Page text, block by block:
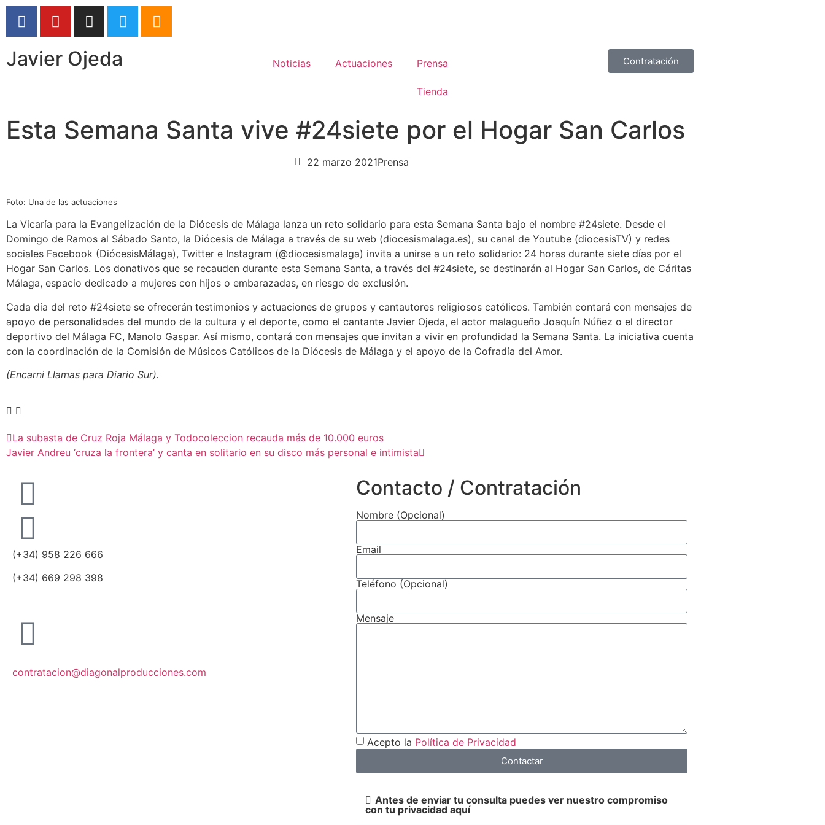
Javier Ojeda Noticias Actuaciones Prensa
Tienda
Contratación
Esta Semana Santa vive #24siete por el Hogar San Carlos
22 marzo 2021Prensa
Foto: Una de las actuaciones
La Vicaría para la Evangelización de la Diócesis de Málaga lanza un reto solidario para esta Semana Santa bajo el nombre #24siete. Desde el
Domingo de Ramos al Sábado Santo, la Diócesis de Málaga a través de su web (diocesismalaga.es), su canal de Youtube (diocesisTV) y redes
sociales Facebook (DiócesisMálaga), Twitter e Instagram (@diocesismalaga) invita a unirse a un reto solidario: 24 horas durante siete días por el
Hogar San Carlos. Los donativos que se recauden durante esta Semana Santa, a través del #24siete, se destinarán al Hogar San Carlos, de Cáritas
Málaga, espacio dedicado a mujeres con hijos o embarazadas, en riesgo de exclusión.
Cada día del reto #24siete se ofrecerán testimonios y actuaciones de grupos y cantautores religiosos católicos. También contará con mensajes de
apoyo de personalidades del mundo de la cultura y el deporte, como el cantante Javier Ojeda, el actor malagueño Joaquín Núñez o el director
deportivo del Málaga FC, Manolo Gaspar. Así mismo, contará con mensajes que invitan a vivir en profundidad la Semana Santa. La iniciativa cuenta
con la coordinación de la Comisión de Músicos Católicos de la Diócesis de Málaga y el apoyo de la Cofradía del Amor.
(Encarni Llamas para Diario Sur).
La subasta de Cruz Roja Málaga y Todocoleccion recauda más de 10.000 euros
Javier Andreu ‘cruza la frontera’ y canta en solitario en su disco más personal e intimista
(+34) 958 226 666
(+34) 669 298 398
contratacion@diagonalproducciones.com
Contacto / Contratación
Nombre (Opcional)
Email
Teléfono (Opcional)
Mensaje
Acepto la Política de Privacidad
Contactar
Antes de enviar tu consulta puedes ver nuestro compromiso
con tu privacidad aquí